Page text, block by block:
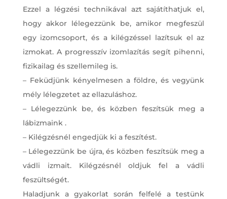
Ezzel a légzési technikával azt sajátíthatjuk el,
hogy akkor lélegezzünk be, amikor megfeszül
egy izomcsoport, és a kilégzéssel lazítsuk el az
izmokat. A progresszív izomlazítás segít pihenni,
fizikailag és szellemileg is.
– Feküdjünk kényelmesen a földre, és vegyünk
mély lélegzetet az ellazuláshoz.
– Lélegezzünk be, és közben feszítsük meg a
lábizmaink .
– Kilégzésnél engedjük ki a feszítést.
– Lélegezzünk be újra, és közben feszítsük meg a
vádli izmait. Kilégzésnél oldjuk fel a vádli
feszültségét.
Haladjunk a gyakorlat során felfelé a testünk